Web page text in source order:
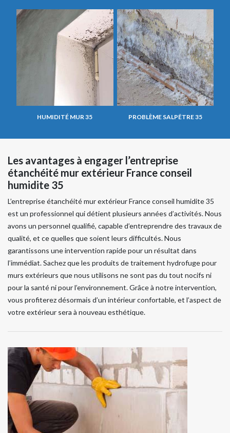
HUMIDITÉ MUR 35 PROBLÈME SALPÊTRE 35
Les avantages à engager l’entreprise
étanchéité mur extérieur France conseil
humidite 35
L’entreprise étanchéité mur extérieur France conseil humidite 35
est un professionnel qui détient plusieurs années d’activités. Nous
avons un personnel qualifié, capable d’entreprendre des travaux de
qualité, et ce quelles que soient leurs difficultés. Nous
garantissons une intervention rapide pour un résultat dans
l’immédiat. Sachez que les produits de traitement hydrofuge pour
murs extérieurs que nous utilisons ne sont pas du tout nocifs ni
pour la santé ni pour l’environnement. Grâce à notre intervention,
vous profiterez désormais d’un intérieur confortable, et l’aspect de
votre extérieur sera à nouveau esthétique.